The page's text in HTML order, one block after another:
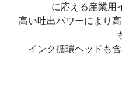
に応える産業用
高い吐出パワーにより
インク循環ヘッドも